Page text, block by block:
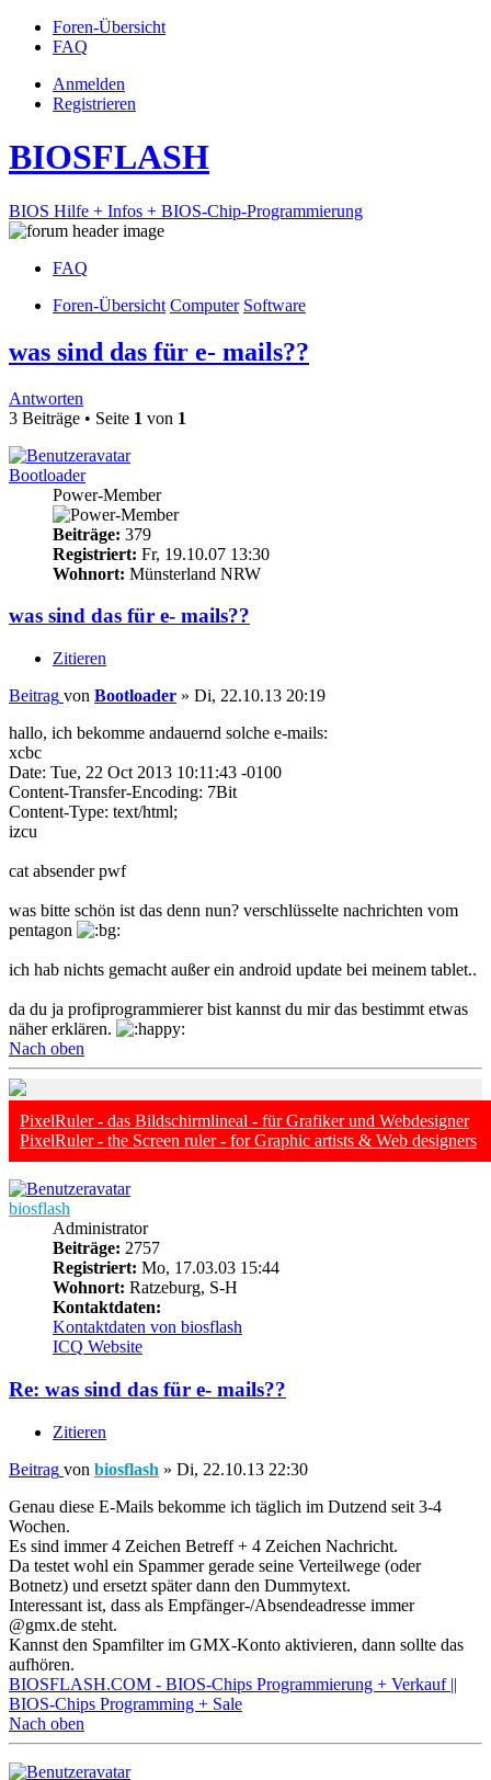
Foren-Übersicht
FAQ
Anmelden
Registrieren
BIOSFLASH
BIOS Hilfe + Infos + BIOS-Chip-Programmierung
FAQ
Foren-Übersicht Computer Software
was sind das für e- mails??
Antworten
3 Beiträge • Seite 1 von 1
Bootloader
Power-Member
Beiträge: 379
Registriert: Fr, 19.10.07 13:30
Wohnort: Münsterland NRW
was sind das für e- mails??
Zitieren
Beitrag von Bootloader » Di, 22.10.13 20:19
hallo, ich bekomme andauernd solche e-mails:
xcbc
Date: Tue, 22 Oct 2013 10:11:43 -0100
Content-Transfer-Encoding: 7Bit
Content-Type: text/html;
izcu
cat absender pwf
was bitte schön ist das denn nun? verschlüsselte nachrichten vom
pentagon
ich hab nichts gemacht außer ein android update bei meinem tablet..
da du ja profiprogrammierer bist kannst du mir das bestimmt etwas
näher erklären.
Nach oben
PixelRuler - das Bildschirmlineal - für Grafiker und Webdesigner
PixelRuler - the Screen ruler - for Graphic artists & Web designers
biosflash
Administrator
Beiträge: 2757
Registriert: Mo, 17.03.03 15:44
Wohnort: Ratzeburg, S-H
Kontaktdaten:
Kontaktdaten von biosflash
ICQ Website
Re: was sind das für e- mails??
Zitieren
Beitrag von biosflash » Di, 22.10.13 22:30
Genau diese E-Mails bekomme ich täglich im Dutzend seit 3-4
Wochen.
Es sind immer 4 Zeichen Betreff + 4 Zeichen Nachricht.
Da testet wohl ein Spammer gerade seine Verteilwege (oder
Botnetz) und ersetzt später dann den Dummytext.
Interessant ist, dass als Empfänger-/Absendeadresse immer
@gmx.de steht.
Kannst den Spamfilter im GMX-Konto aktivieren, dann sollte das
aufhören.
BIOSFLASH.COM - BIOS-Chips Programmierung + Verkauf ||
BIOS-Chips Programming + Sale
Nach oben